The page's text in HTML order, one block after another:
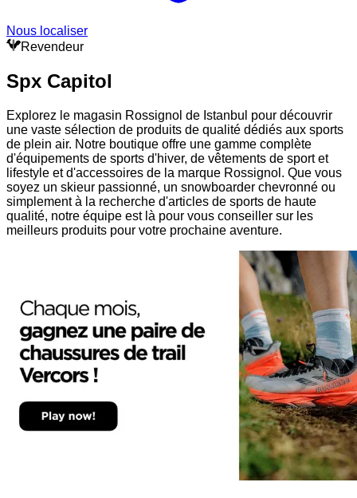
Nous localiser
Revendeur
Spx Capitol
Explorez le magasin Rossignol de Istanbul pour découvrir
une vaste sélection de produits de qualité dédiés aux sports
de plein air. Notre boutique offre une gamme complète
d'équipements de sports d'hiver, de vêtements de sport et
lifestyle et d'accessoires de la marque Rossignol. Que vous
soyez un skieur passionné, un snowboarder chevronné ou
simplement à la recherche d'articles de sports de haute
qualité, notre équipe est là pour vous conseiller sur les
meilleurs produits pour votre prochaine aventure.